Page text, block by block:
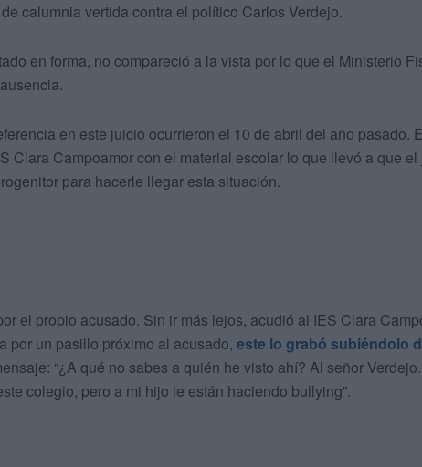
calumnia vertida contra el político Carlos Verdejo.
en forma, no compareció a la vista por lo que el Ministerio
en este juicio ocurrieron el 10 de abril del año pasado.
Clara Campoamor con el material escolar lo que llevó a que el
para hacerle llegar esta situación.
el propio acusado. Sin ir más lejos, acudió al IES Clara
por un pasillo próximo al acusado, este lo grabó subiéndolo
“¿A qué no sabes a quién he visto ahí? Al señor
colegio, pero a mi hijo le están haciendo bullying”.